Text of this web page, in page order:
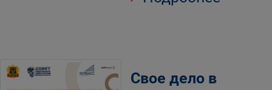
Свое дело в